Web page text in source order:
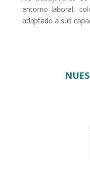
entorno laboral,
adaptado a sus